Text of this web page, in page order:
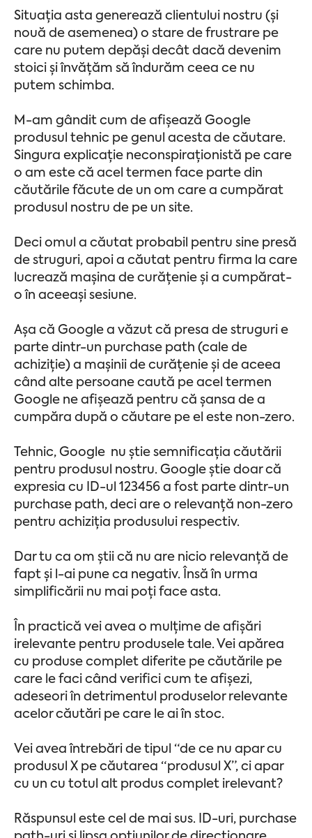
Situația asta generează clientului nostru (și
nouă de asemenea) o stare de frustrare pe
care nu putem depăși decât dacă devenim
stoici și învățăm să îndurăm ceea ce nu
putem schimba.
M-am gândit cum de afișează Google
produsul tehnic pe genul acesta de căutare.
Singura explicație neconspiraționistă pe care
o am este că acel termen face parte din
căutările făcute de un om care a cumpărat
produsul nostru de pe un site.
Deci omul a căutat probabil pentru sine presă
de struguri, apoi a căutat pentru firma la care
lucrează mașina de curățenie și a cumpărat-
o în aceeași sesiune.
Așa că Google a văzut că presa de struguri e
parte dintr-un purchase path (cale de
achiziție) a mașinii de curățenie și de aceea
când alte persoane caută pe acel termen
Google ne afișează pentru că șansa de a
cumpăra după o căutare pe el este non-zero.
Tehnic, Google nu știe semnificația căutării
pentru produsul nostru. Google știe doar că
expresia cu ID-ul 123456 a fost parte dintr-un
purchase path, deci are o relevanță non-zero
pentru achiziția produsului respectiv.
Dar tu ca om știi că nu are nicio relevanță de
fapt și l-ai pune ca negativ. Însă în urma
simplificării nu mai poți face asta.
În practică vei avea o mulțime de afișări
irelevante pentru produsele tale. Vei apărea
cu produse complet diferite pe căutările pe
care le faci când verifici cum te afișezi,
adeseori în detrimentul produselor relevante
acelor căutări pe care le ai în stoc.
Vei avea întrebări de tipul “de ce nu apar cu
produsul X pe căutarea “produsul X”, ci apar
cu un cu totul alt produs complet irelevant?
Răspunsul este cel de mai sus. ID-uri, purchase